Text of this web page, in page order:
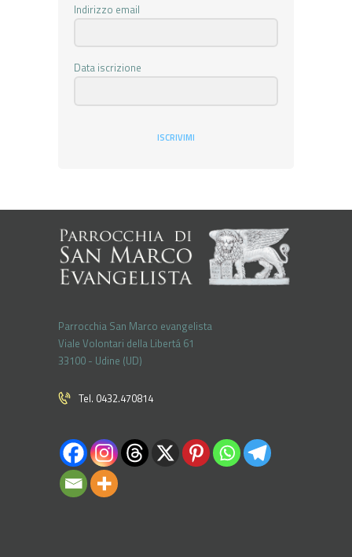
Indirizzo email
Data iscrizione
ISCRIVIMI
Parrocchia San Marco evangelista
Viale Volontari della Libertá 61
33100 - Udine (UD)
Tel. 0432.470814